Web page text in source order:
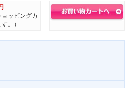
ョッピングカ
。）